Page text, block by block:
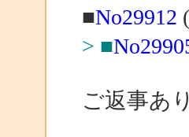
■No29912
> ■
ご返事あ